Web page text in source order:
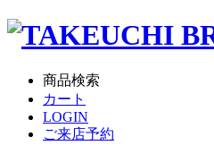
商品検索
カート
LOGIN
ご来店予約